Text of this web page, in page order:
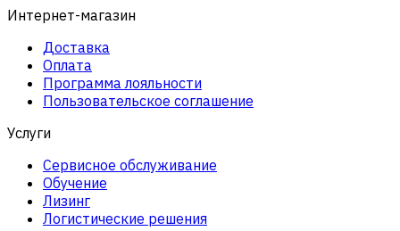
Интернет-магазин
Доставка
Оплата
Программа лояльности
Пользовательское соглашение
Услуги
Сервисное обслуживание
Обучение
Лизинг
Логистические решения